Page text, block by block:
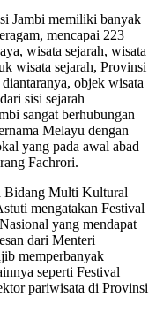
Jambi memiliki banyak
mencapai 223
wisata sejarah, wisata
wisata sejarah, Provinsi
objek wisata
sisi sejarah
sangat berhubungan
Melayu dengan
yang pada awal abad
Fachrori.
Bidang Multi Kultural
mengatakan Festival
yang mendapat
dari Menteri
memperbanyak
seperti Festival
pariwisata di Provinsi